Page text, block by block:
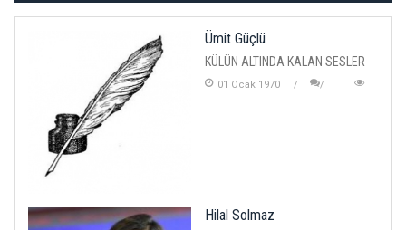
Ümit Güçlü
KÜLÜN ALTINDA KALAN SESLER
01 Ocak 1970
Hilal Solmaz